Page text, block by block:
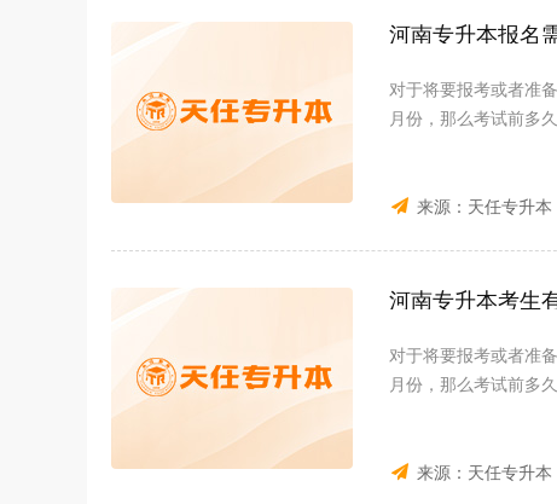
河南专升本报名
对于将要报考或者准
月份，那么考试前多
来源： 天任专升本
河南专升本考生
对于将要报考或者准
月份，那么考试前多
来源： 天任专升本